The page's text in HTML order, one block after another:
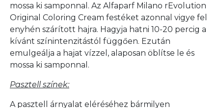
mossa ki samponnal. Az Alfaparf Milano rEvolution
Original Coloring Cream festéket azonnal vigye fel
enyhén szárított hajra. Hagyja hatni 10-20 percig a
kívánt színintenzitástól függően. Ezután
emulgeálja a hajat vízzel, alaposan öblítse le és
mossa ki samponnal.
Pasztell színek:
A pasztell árnyalat eléréséhez bármilyen